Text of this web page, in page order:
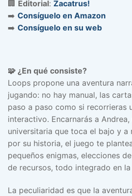
🏢 Editorial: Zacatrus!
➡️ Consíguelo en Amazon
➡️ Consíguelo en su web
🧩 ¿En qué consiste?
Loops propone una aventura
jugando: no hay manual, las
paso a paso como si recorrieras
interactivo. Encarnarás a Andrea,
universitaria que toca el bajo y a
por su historia, el juego te
pequeños enigmas, elecciones
de recursos, todo integrado en
La peculiaridad es que la